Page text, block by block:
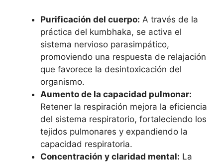
Purificación del cuerpo: A través de la
práctica del kumbhaka, se activa el
sistema nervioso parasimpático,
promoviendo una respuesta de relajación
que favorece la desintoxicación del
organismo.
Aumento de la capacidad pulmonar:
Retener la respiración mejora la eficiencia
del sistema respiratorio, fortaleciendo los
tejidos pulmonares y expandiendo la
capacidad respiratoria.
Concentración y claridad mental: La